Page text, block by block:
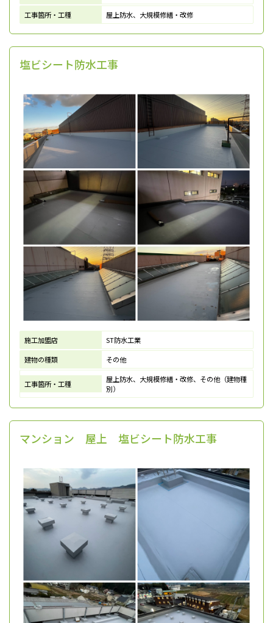
工事箇所・工種 屋上防水、大規模修繕・改修
塩ビシート防水工事
施工加盟店
ST防水工業
建物の種類
その他
工事箇所・工種
屋上防水、大規模修繕・改修、その他（建物種
別）
マンション 屋上 塩ビシート防水工事